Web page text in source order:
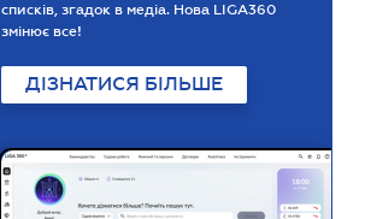
списків, згадок в медіа. Нова LIGA360
змінює все!
ДІЗНАТИСЯ БІЛЬШЕ